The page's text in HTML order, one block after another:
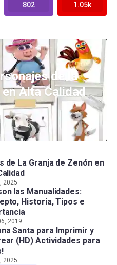
802 1.05k
de la
Alta Calidad
de La Granja de Zenón en
2025
las Manualidades:
Historia, Tipos e
2019
Santa para Imprimir y
(HD) Actividades para
2025